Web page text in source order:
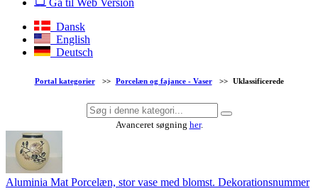
Gå til Web Version
Dansk
English
Deutsch
Portal kategorier >> Porcelæn og fajance - Vaser >> Uklassificerede
Avanceret søgning her.
Aluminia Mat Porcelæn, stor vase med blomst. Dekorationsnummer